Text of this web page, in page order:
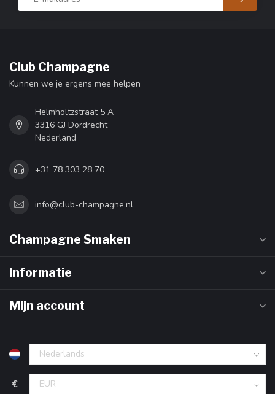
Club Champagne
Kunnen we je ergens mee helpen
Helmholtzstraat 5 A
3316 GJ Dordrecht
Nederland
+31 78 303 28 70
info@club-champagne.nl
Champagne Smaken
Informatie
Mijn account
€